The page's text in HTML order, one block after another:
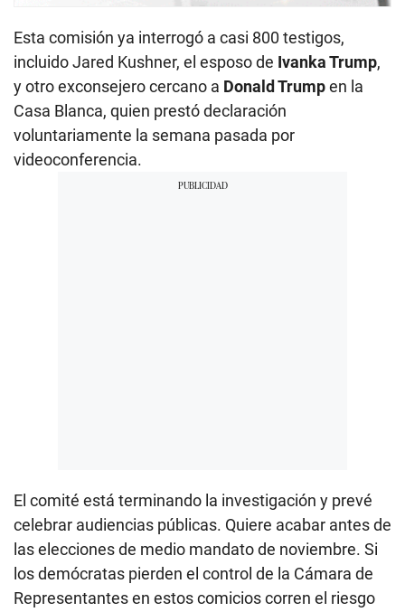
Esta comisión ya interrogó a casi 800 testigos,
incluido Jared Kushner, el esposo de Ivanka Trump,
y otro exconsejero cercano a Donald Trumpen la
Casa Blanca, quien prestó declaración
voluntariamente la semana pasada por
videoconferencia.
El comité está terminando la investigación y prevé
celebrar audiencias públicas. Quiere acabar antes de
las elecciones de medio mandato de noviembre. Si
los demócratas pierden el control de la Cámara de
Representantes en estos comicios corren el riesgo